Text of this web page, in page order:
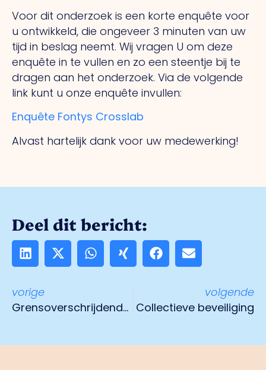
Voor dit onderzoek is een korte enquête voor
u ontwikkeld, die ongeveer 3 minuten van uw
tijd in beslag neemt. Wij vragen U om deze
enquête in te vullen en zo een steentje bij te
dragen aan het onderzoek. Via de volgende
link kunt u onze enquête invullen:
Enquête Fontys Crosslab
Alvast hartelijk dank voor uw medewerking!
Deel dit bericht:
vorige
Grensoverschrijdende economie
volgende
Collectieve beveiliging